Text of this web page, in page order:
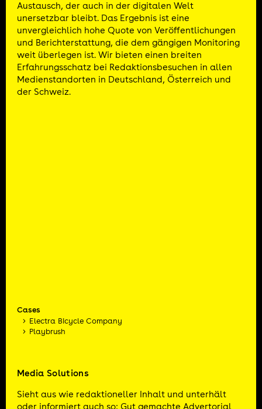
Austausch, der auch in der digitalen Welt
unersetzbar bleibt. Das Ergebnis ist eine
unvergleichlich hohe Quote von Veröffentlichungen
und Berichterstattung, die dem gängigen Monitoring
weit überlegen ist. Wir bieten einen breiten
Erfahrungsschatz bei Redaktionsbesuchen in allen
Medienstandorten in Deutschland, Österreich und
der Schweiz.
Cases
Electra Bicycle Company
Playbrush
Media Solutions
Sieht aus wie redaktioneller Inhalt und unterhält
oder informiert auch so: Gut gemachte Advertorial